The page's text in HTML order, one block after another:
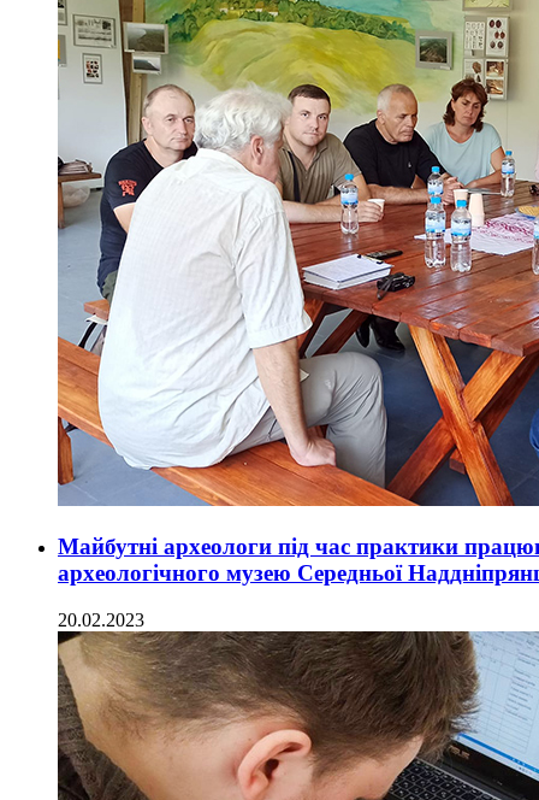
Майбутні археологи під час практики
археологічного музею Середньої
20.02.2023